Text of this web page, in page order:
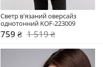
Светр в'язаний оверсайз
однотонний KOF-223009
759 ₴ 1 519 ₴